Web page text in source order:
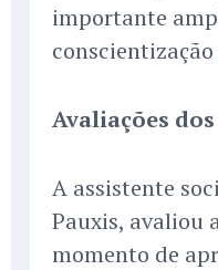
importante
Avaliações
A assistente
Pauxis, avaliou
momento de